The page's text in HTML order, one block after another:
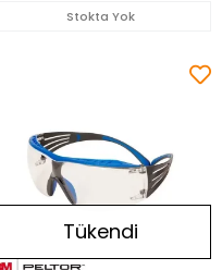
Stokta Yok
Tükendi